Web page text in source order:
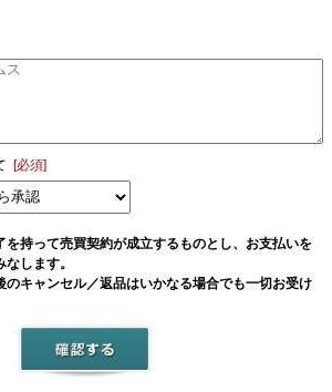
[必須]
持って売買契約が成立するものとし、お支払いを
します。
キャンセル／返品はいかなる場合でも一切お受け